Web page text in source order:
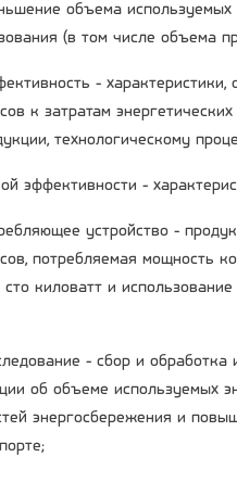
объема используемых
(в том числе объема
-
к затратам
технологическому
эффективности -
устройство -
потребляемая мощность
киловатт и
- сбор и
об объеме используемых
энергосбережения и